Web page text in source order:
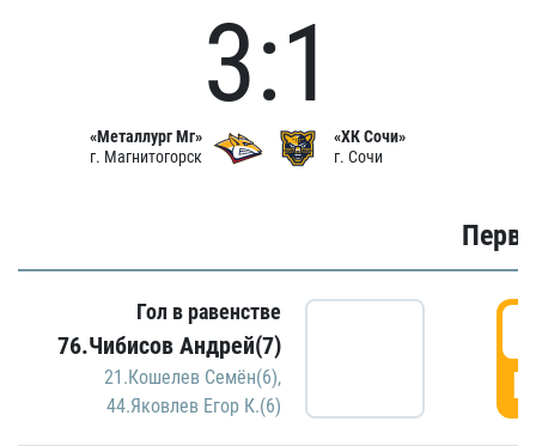
«Металлург Мг»
г. Магнитогорск
3:1
«ХК Сочи»
г. Сочи
Гол в равенстве
76.Чибисов Андрей(7)
21.Кошелев Семён(6),
44.Яковлев Егор К.(6)